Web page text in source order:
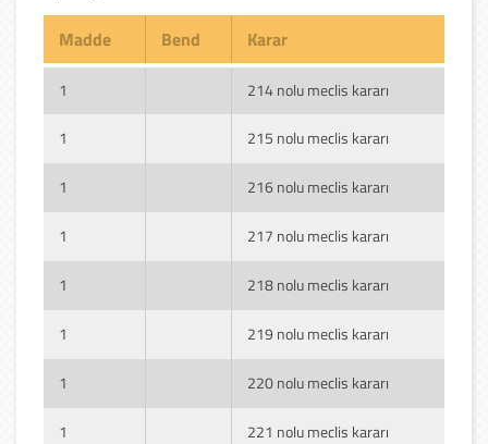
Madde Bend Karar
1 214 nolu meclis kararı
1 215 nolu meclis kararı
1 216 nolu meclis kararı
1 217 nolu meclis kararı
1 218 nolu meclis kararı
1 219 nolu meclis kararı
1 220 nolu meclis kararı
1 221 nolu meclis kararı